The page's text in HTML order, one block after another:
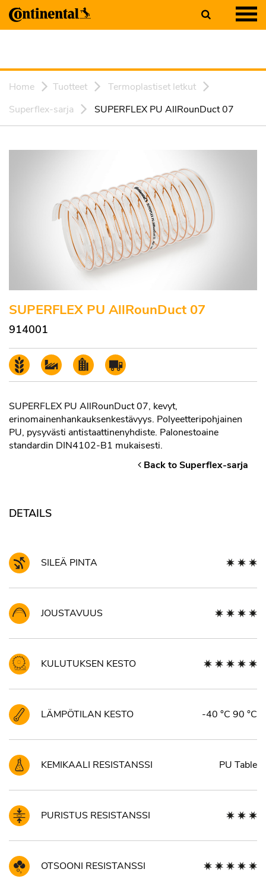
Home Tuotteet
Termoplastiset letkut
Superflex-sarja
SUPERFLEX PU AllRounDuct 07
SUPERFLEX PU AllRounDuct 07
914001
SUPERFLEX PU AllRounDuct 07, kevyt,
erinomainenhankauksenkestävyys. Polyeetteripohjainen
PU, pysyvästi antistaattinenyhdiste. Palonestoaine
standardin DIN4102-B1 mukaisesti.
Back to Superflex-sarja
DETAILS
SILEÄ PINTA
JOUSTAVUUS
KULUTUKSEN KESTO
LÄMPÖTILAN KESTO -40 °C 90 °C
KEMIKAALI RESISTANSSI PU Table
PURISTUS RESISTANSSI
OTSOONI RESISTANSSI